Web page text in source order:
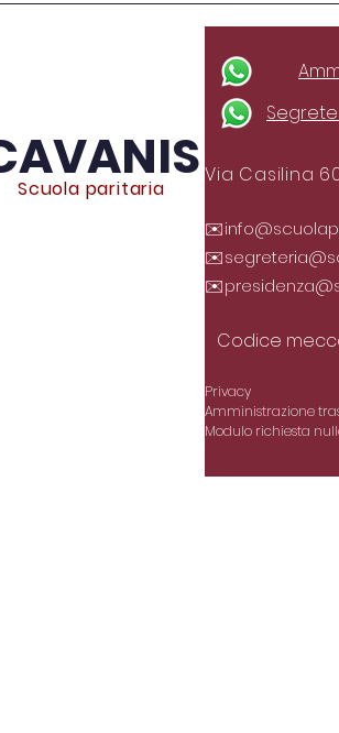
Scuola paritaria
Via Casilina
✉️
✉️
✉️
Codice
Privacy
Amministrazione
Modulo richiesta